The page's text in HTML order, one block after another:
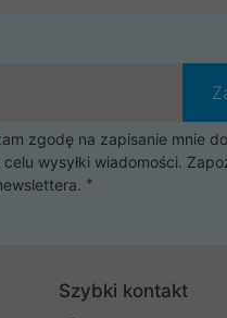
zgodę na zapisanie mnie
wysyłki wiadomości.
.
Szybki kontakt